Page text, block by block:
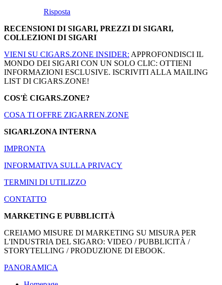
Risposta
RECENSIONI DI SIGARI, PREZZI DI SIGARI,
COLLEZIONI DI SIGARI
VIENI SU CIGARS.ZONE INSIDER: APPROFONDISCI IL
MONDO DEI SIGARI CON UN SOLO CLIC: OTTIENI
INFORMAZIONI ESCLUSIVE. ISCRIVITI ALLA MAILING
LIST DI CIGARS.ZONE!
COS'È CIGARS.ZONE?
COSA TI OFFRE ZIGARREN.ZONE
SIGARI.ZONA INTERNA
IMPRONTA
INFORMATIVA SULLA PRIVACY
TERMINI DI UTILIZZO
CONTATTO
MARKETING E PUBBLICITÀ
CREIAMO MISURE DI MARKETING SU MISURA PER
L'INDUSTRIA DEL SIGARO: VIDEO / PUBBLICITÀ /
STORYTELLING / PRODUZIONE DI EBOOK.
PANORAMICA